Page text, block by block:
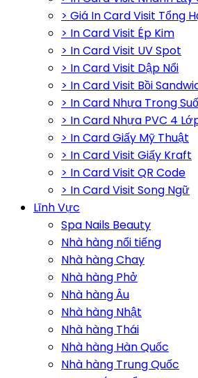
> Giá In Card Visit Tổng
> In Card Visit Ép Kim
> In Card Visit UV Spot
> In Card Visit Dập Nổi
> In Card Visit Bồi
> In Card Nhựa Trong
> In Card Nhựa PVC 4
> In Card Giấy Mỹ Thuật
> In Card Visit Giấy Kraft
> In Card Visit QR Code
> In Card Visit Song Ngữ
Lĩnh Vực
Spa Nails Beauty
Nhà hàng nổi tiếng
Nhà hàng Chay
Nhà hàng Phở
Nhà hàng Âu
Nhà hàng Nhật
Nhà hàng Thái
Nhà hàng Hàn Quốc
Nhà hàng Trung Quốc